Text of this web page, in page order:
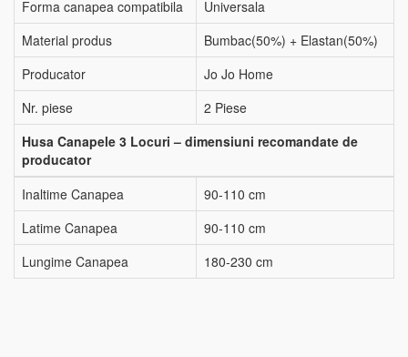
Forma canapea compatibila
Universala
Material produs
Bumbac(50%) + Elastan(50%)
Producator
Jo Jo Home
Nr. piese
2 Piese
Husa Canapele 3 Locuri – dimensiuni recomandate de
producator
Inaltime Canapea
90-110 cm
Latime Canapea
90-110 cm
Lungime Canapea
180-230 cm